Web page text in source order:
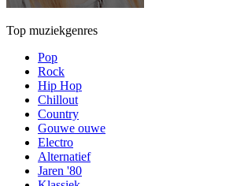
Top muziekgenres
Pop
Rock
Hip Hop
Chillout
Country
Gouwe ouwe
Electro
Alternatief
Jaren '80